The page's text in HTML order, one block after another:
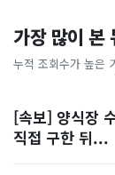
가장 많이 본
누적 조회수가 높은
[속보] 양식장
직접 구한 뒤...